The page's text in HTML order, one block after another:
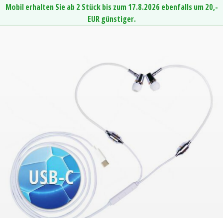
Mobil erhalten Sie ab 2 Stück bis zum 17.8.2026 ebenfalls um 20,-
EUR günstiger.